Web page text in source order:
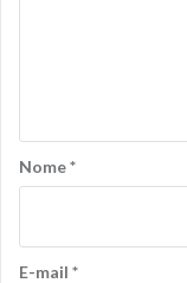
Nome*
E-mail *